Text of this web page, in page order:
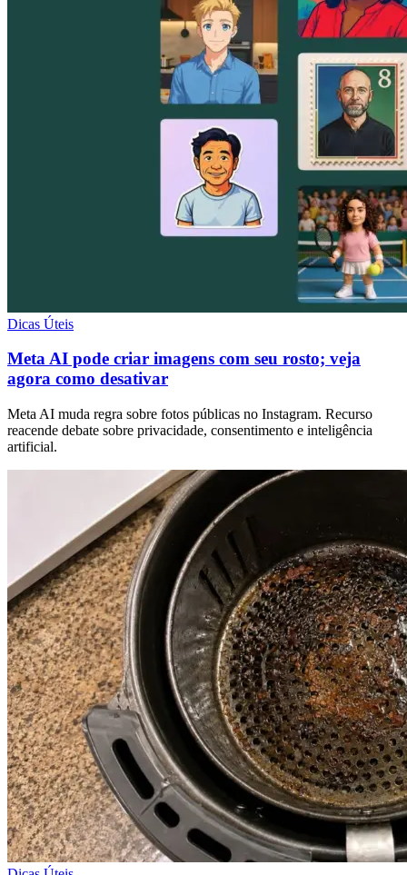
Dicas Úteis
Meta AI pode criar imagens com seu rosto; veja
agora como desativar
Meta AI muda regra sobre fotos públicas no Instagram. Recurso
reacende debate sobre privacidade, consentimento e inteligência
artificial.